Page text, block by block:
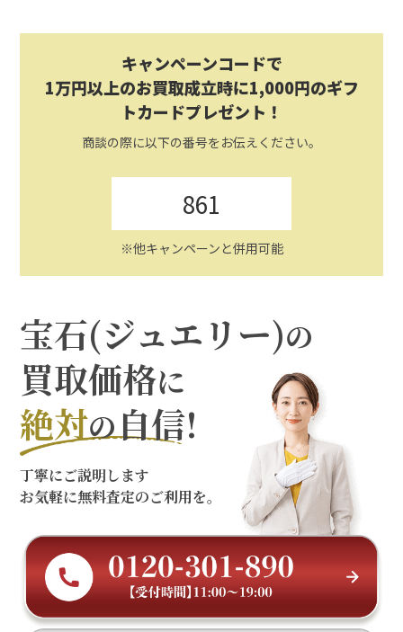
キャンペーンコードで
1万円以上のお買取成立時に1,000円のギフ
トカードプレゼント！
商談の際に以下の番号をお伝えください。
861
※他キャンペーンと併用可能
宝石(ジュエリー)の
買取価格に
絶対の自信!
丁寧にご説明します
お気軽に無料査定のご利用を。